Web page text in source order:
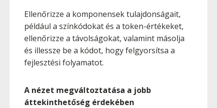
Ellenőrizze a komponensek tulajdonságait,
például a színkódokat és a token-értékeket,
ellenőrizze a távolságokat, valamint másolja
és illessze be a kódot, hogy felgyorsítsa a
fejlesztési folyamatot.
A nézet megváltoztatása a jobb
áttekinthetőség érdekében